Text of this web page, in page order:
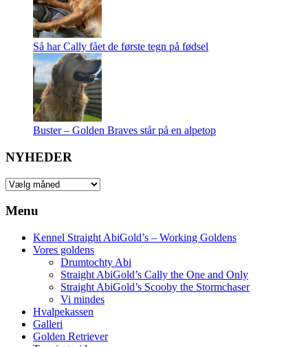
Så har Cally fået de første tegn på fødsel
Buster – Golden Braves står på en alpetop
NYHEDER
NYHEDER
Menu
Kennel Straight AbiGold’s – Working Goldens
Vores goldens
Drumtochty Abi
Straight AbiGold’s Cally the One and Only
Straight AbiGold’s Scooby the Stormchaser
Vi mindes
Hvalpekassen
Galleri
Golden Retriever